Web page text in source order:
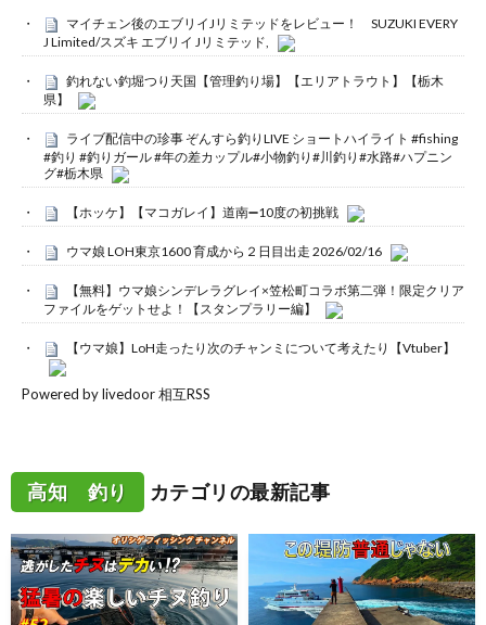
マイチェン後のエブリイJリミテッドをレビュー！ SUZUKI EVERY
J Limited/スズキ エブリイ Jリミテッド,
釣れない釣堀つり天国【管理釣り場】【エリアトラウト】【栃木
県】
ライブ配信中の珍事 ぞんすら釣りLIVE ショートハイライト #fishing
#釣り #釣りガール #年の差カップル#小物釣り#川釣り#水路#ハプニン
グ#栃木県
【ホッケ】【マコガレイ】道南➖10度の初挑戦
ウマ娘 LOH東京1600 育成から２日目出走 2026/02/16
【無料】ウマ娘シンデレラグレイ×笠松町コラボ第二弾！限定クリア
ファイルをゲットせよ！【スタンプラリー編】
【ウマ娘】LoH走ったり次のチャンミについて考えたり【Vtuber】
Powered by livedoor 相互RSS
高知 釣り カテゴリの最新記事